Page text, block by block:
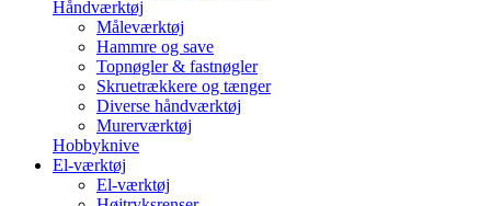
Håndværktøj
Måleværktøj
Hammre og save
Topnøgler & fastnøgler
Skruetrækkere og tænger
Diverse håndværktøj
Murerværktøj
Hobbyknive
El-værktøj
El-værktøj